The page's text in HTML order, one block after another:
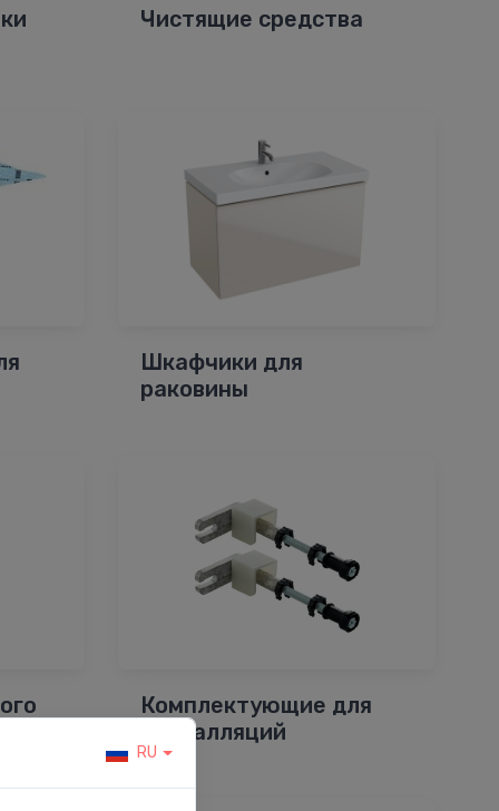
Чистящие средства
Шкафчики для
раковины
Комплектующие для
инсталляций
RU